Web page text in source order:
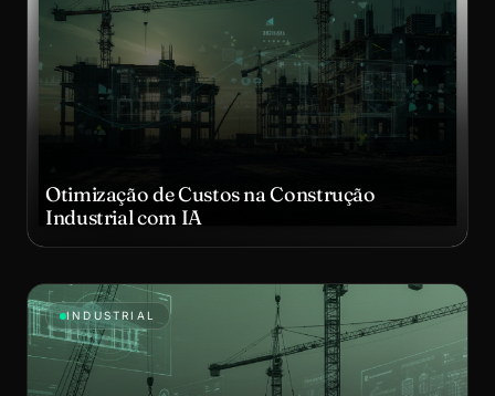
Otimização de Custos na Construção
Industrial com IA
INDUSTRIAL